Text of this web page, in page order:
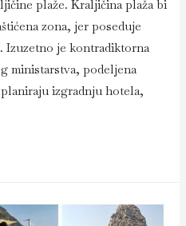
plaže. Kraljičina plaža bi
zona, jer poseduje
Izuzetno je kontradiktorna
ministarstva, podeljena
izgradnju hotela,